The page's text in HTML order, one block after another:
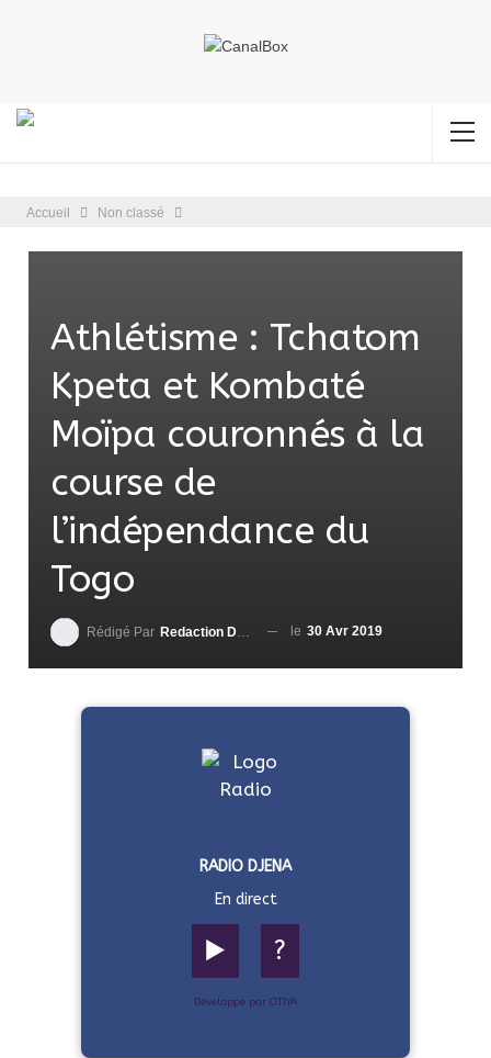
Accueil Non classé
Athlétisme : Tchatom
Kpeta et Kombaté
Moïpa couronnés à la
course de
l’indépendance du
Togo
Rédigé Par Redaction DjenaSport le 30 Avr 2019
RADIO DJENA
En direct
▶️ ?
Développé par OTIYA